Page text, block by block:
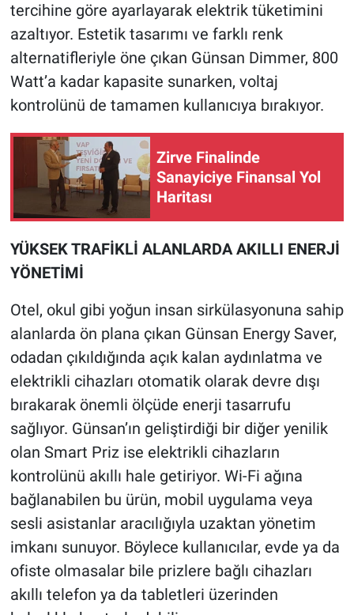
tercihine göre ayarlayarak elektrik tüketimini
azaltıyor. Estetik tasarımı ve farklı renk
alternatifleriyle öne çıkan Günsan Dimmer, 800
Watt’a kadar kapasite sunarken, voltaj
kontrolünü de tamamen kullanıcıya bırakıyor.
Zirve Finalinde
Sanayiciye Finansal Yol
Haritası
YÜKSEK TRAFİKLİ ALANLARDA AKILLI ENERJİ
YÖNETİMİ
Otel, okul gibi yoğun insan sirkülasyonuna sahip
alanlarda ön plana çıkan Günsan Energy Saver,
odadan çıkıldığında açık kalan aydınlatma ve
elektrikli cihazları otomatik olarak devre dışı
bırakarak önemli ölçüde enerji tasarrufu
sağlıyor. Günsan’ın geliştirdiği bir diğer yenilik
olan Smart Priz ise elektrikli cihazların
kontrolünü akıllı hale getiriyor. Wi-Fi ağına
bağlanabilen bu ürün, mobil uygulama veya
sesli asistanlar aracılığıyla uzaktan yönetim
imkanı sunuyor. Böylece kullanıcılar, evde ya da
ofiste olmasalar bile prizlere bağlı cihazları
akıllı telefon ya da tabletleri üzerinden